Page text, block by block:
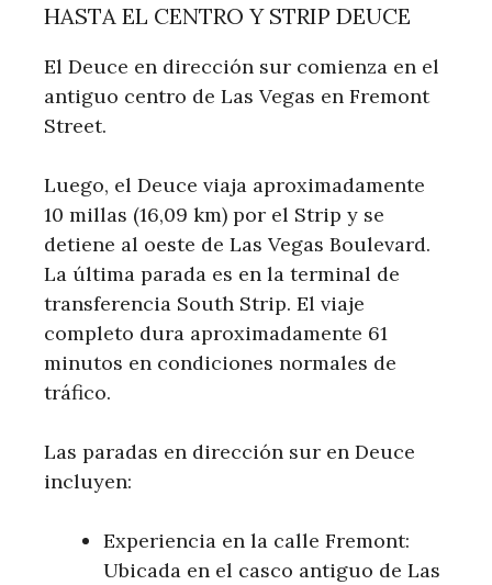
HASTA EL CENTRO Y STRIP DEUCE
El Deuce en dirección sur comienza en el
antiguo centro de Las Vegas en Fremont
Street.
Luego, el Deuce viaja aproximadamente
10 millas (16,09 km) por el Strip y se
detiene al oeste de Las Vegas Boulevard.
La última parada es en la terminal de
transferencia South Strip. El viaje
completo dura aproximadamente 61
minutos en condiciones normales de
tráfico.
Las paradas en dirección sur en Deuce
incluyen:
Experiencia en la calle Fremont:
Ubicada en el casco antiguo de Las